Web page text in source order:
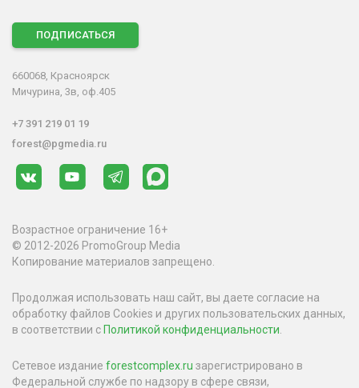
ПОДПИСАТЬСЯ
660068, Красноярск
Мичурина, 3в, оф.405
+7 391 219 01 19
forest@pgmedia.ru
Возрастное ограничение 16+
© 2012-2026 PromoGroup Media
Копирование материалов запрещено.
Продолжая использовать наш сайт, вы даете согласие на
обработку файлов Cookies и других пользовательских данных,
в соответствии с Политикой конфиденциальности
Сетевое издание forestcomplex.ru зарегистрировано в
Федеральной службе по надзору в сфере связи,